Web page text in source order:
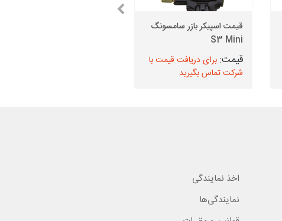
قیمت اسپیکر بازر سامسونگ
S3 Mini
برای دریافت قیمت با
شرکت تماس بگیرید
اخذ نمایندگی
نمایندگی‌ها